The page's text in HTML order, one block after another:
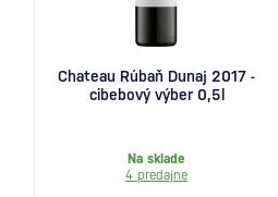
Chateau Rúbaň Dunaj 2017 -
cibebový výber 0,5l
Na sklade
4 predajne